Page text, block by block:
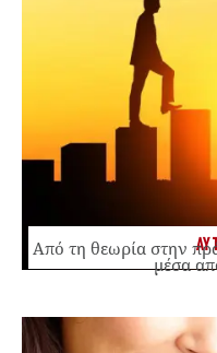
Από τη θεωρία στην
μέσα